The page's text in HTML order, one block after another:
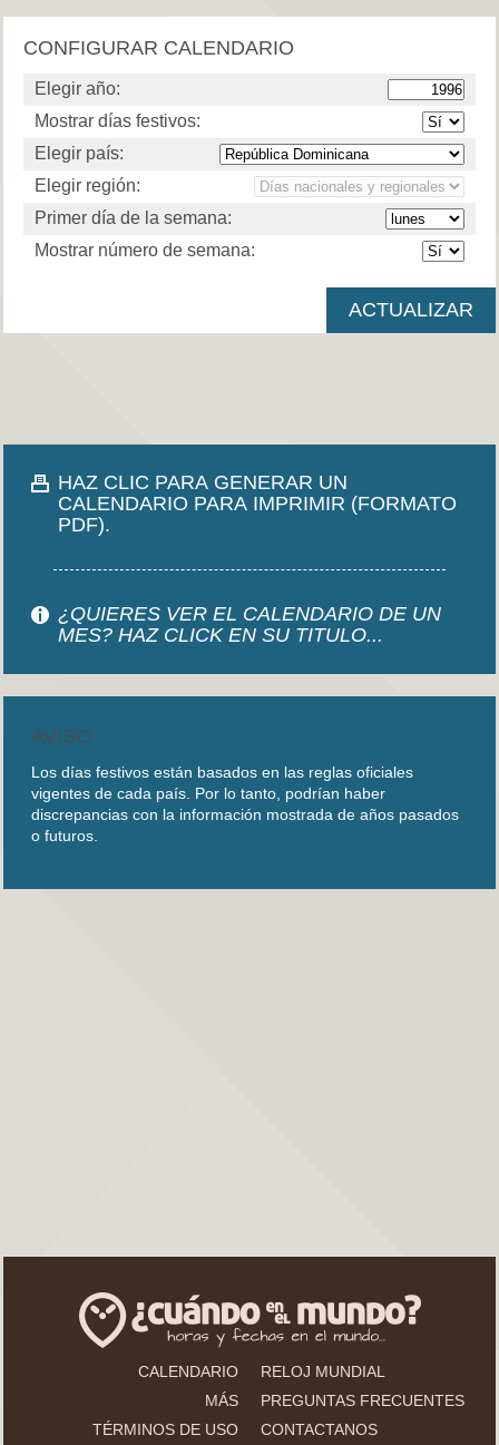
CONFIGURAR CALENDARIO
Elegir año:
Mostrar días festivos:
Elegir país:
Elegir región:
Primer día de la semana:
Mostrar número de semana:
HAZ CLIC PARA GENERAR UN
CALENDARIO PARA IMPRIMIR (FORMATO
PDF).
¿QUIERES VER EL CALENDARIO DE UN
MES? HAZ CLICK EN SU TITULO...
AVISO
Los días festivos están basados en las reglas oficiales
vigentes de cada país. Por lo tanto, podrían haber
discrepancias con la información mostrada de años pasados
o futuros.
CALENDARIO
RELOJ MUNDIAL
MÁS
PREGUNTAS FRECUENTES
TÉRMINOS DE USO
CONTACTANOS